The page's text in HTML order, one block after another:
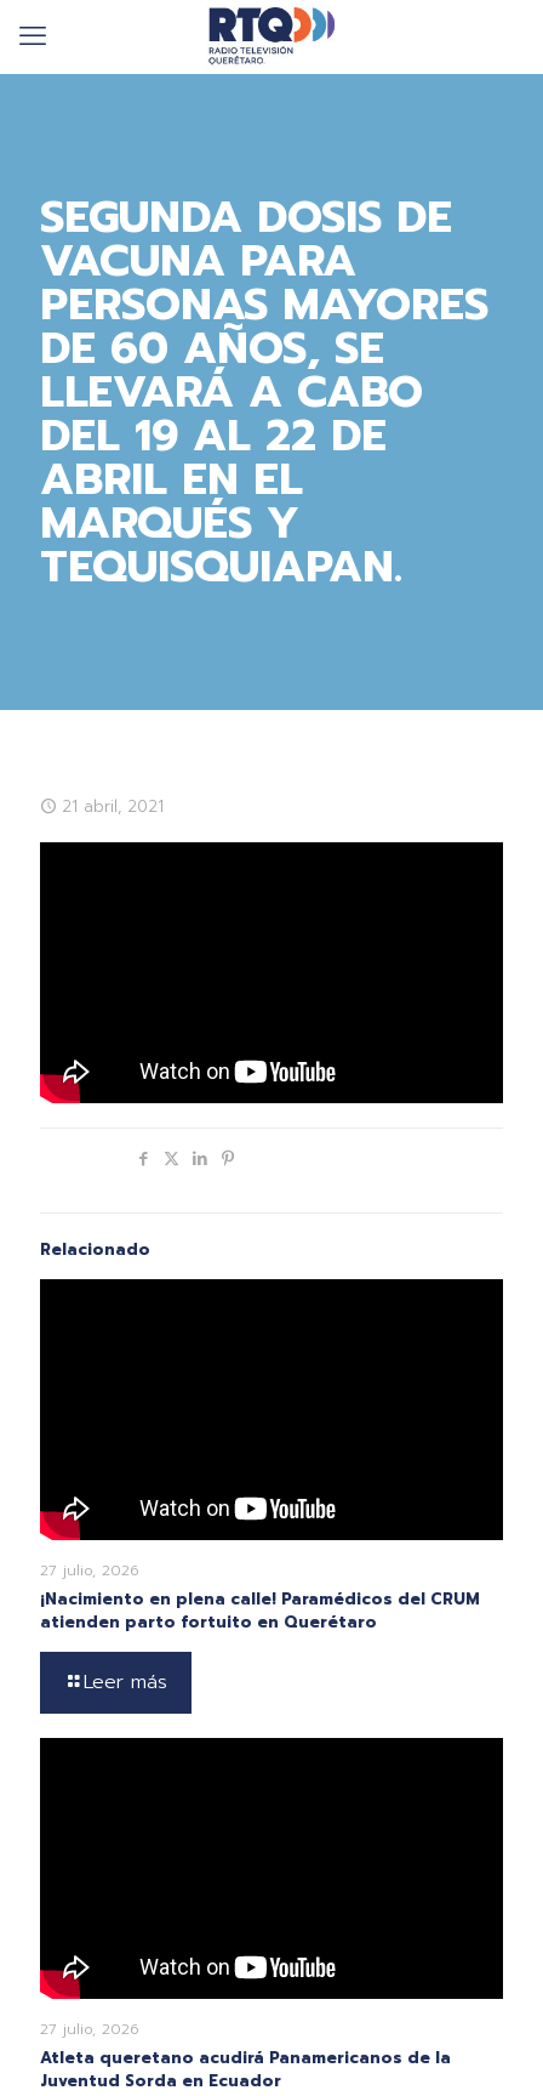
SEGUNDA DOSIS DE
VACUNA PARA
PERSONAS MAYORES
DE 60 AÑOS, SE
LLEVARÁ A CABO
DEL 19 AL 22 DE
ABRIL EN EL
MARQUÉS Y
TEQUISQUIAPAN.
21 abril, 2021
Relacionado
27 julio, 2026
¡Nacimiento en plena calle! Paramédicos del CRUM
atienden parto fortuito en Querétaro
Leer más
27 julio, 2026
Atleta queretano acudirá Panamericanos de la
Juventud Sorda en Ecuador